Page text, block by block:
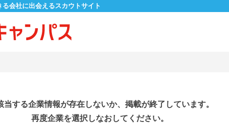
る会社に出会えるスカウトサイト
当する企業情報が存在しないか、掲載が終了しています。
再度企業を選択しなおしてください。